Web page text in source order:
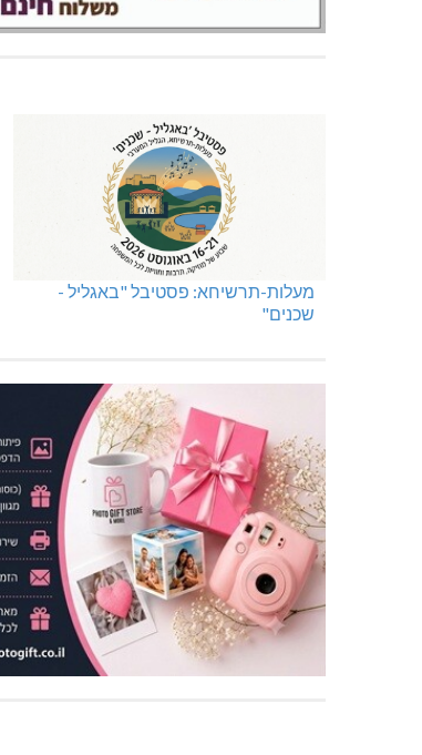
מעלות-תרשיחא: פסטיבל "באגליל -
שכנים"